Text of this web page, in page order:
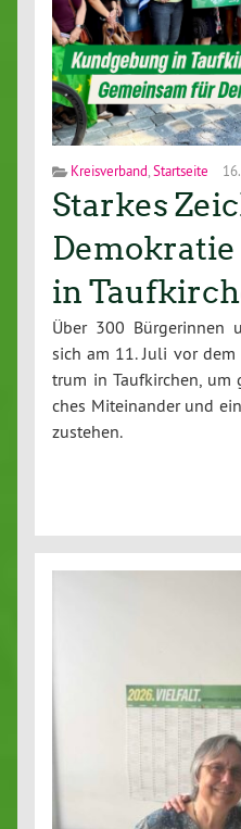
Kreisverband,Startseite
Starkes
in
Über 300 Bür­ge­rin­nen
sich am 11. Juli vor
trum in Tauf­kir­chen,
ches Mit­ein­an­der und
zu­ste­hen.